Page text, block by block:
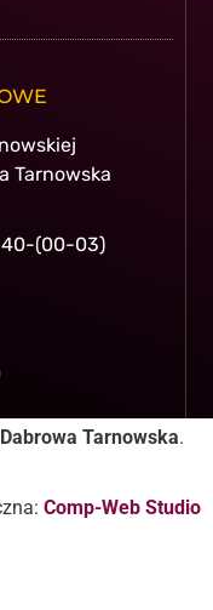
Tarnowska
40-(00-03)
Tarnowska.
Comp-Web Studio